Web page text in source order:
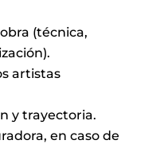
(técnica,
artistas
y trayectoria.
en caso de